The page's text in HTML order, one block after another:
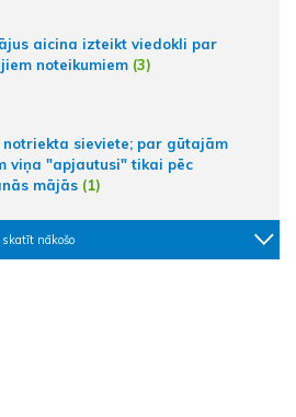
aicina izteikt viedokli par
noteikumiem (3)
notriekta sieviete; par gūtajām
viņa "apjautusi" tikai pēc
mājās (1)
skatīt nākošo